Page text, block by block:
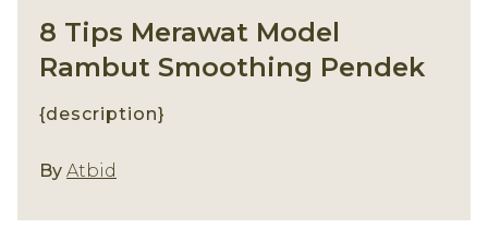
8 Tips Merawat Model
Rambut Smoothing Pendek
{description}
By Atbid